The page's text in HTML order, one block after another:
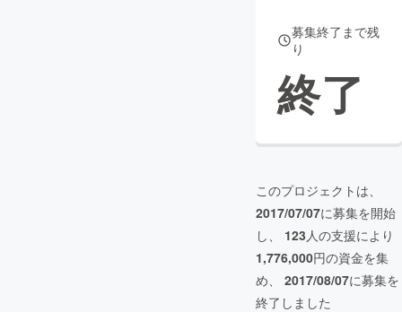
募集終了まで残
り
終了
このプロジェクトは、
2017/07/07に募集を開始
し、 123人の支援により
1,776,000円の資金を集
め、 2017/08/07に募集を
終了しました